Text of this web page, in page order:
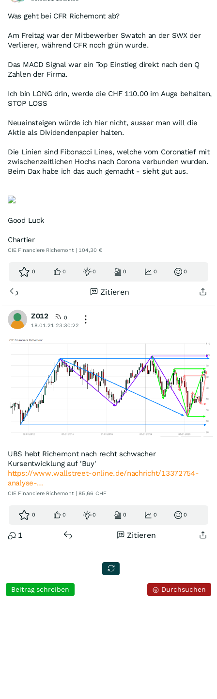
Was geht bei CFR Richemont ab?
Am Freitag war der Mitbewerber Swatch an der SWX der
Verlierer, während CFR noch grün wurde.
Das MACD Signal war ein Top Einstieg direkt nach den Q
Zahlen der Firma.
Ich bin LONG drin, werde die CHF 110.00 im Auge behalten,
STOP LOSS
Neueinsteigen würde ich hier nicht, ausser man will die
Aktie als Dividendenpapier halten.
Die Linien sind Fibonacci Lines, welche vom Coronatief mit
zwischenzeitlichen Hochs nach Corona verbunden wurden.
Beim Dax habe ich das auch gemacht - sieht gut aus.
Good Luck
Chartier
CIE Financiere Richemont | 104,30 €
0 0 0 0 0 0
Zitieren
Z012
0
18.01.21 23:30:22
UBS hebt Richemont nach recht schwacher
Kursentwicklung auf 'Buy'
https://www.wallstreet-online.de/nachricht/13372754-
analyse-…
CIE Financiere Richemont | 85,66 CHF
0 0 0 0 0 0
1 Zitieren
Durchsuchen
Beitrag schreiben